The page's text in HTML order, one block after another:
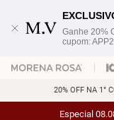
Ganhe 20%
cupom:
20% OFF NA 1°
Especial